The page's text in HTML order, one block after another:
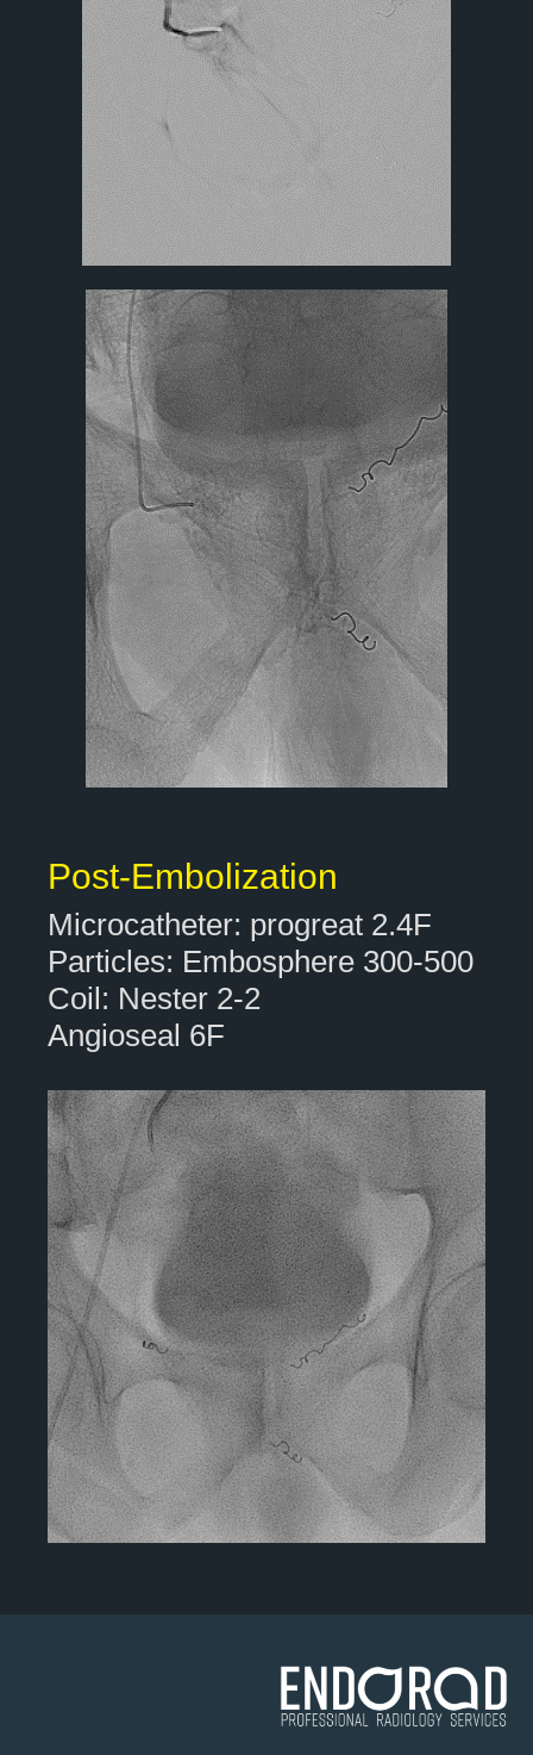
Post-Embolization
Microcatheter: progreat 2.4F
Particles: Embosphere 300-500
Coil: Nester 2-2
Angioseal 6F